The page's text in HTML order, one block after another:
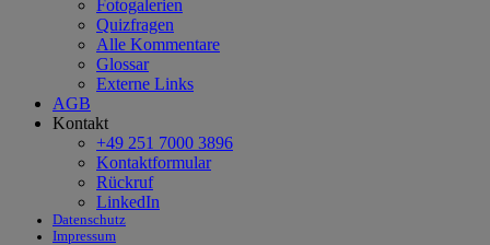
Fotogalerien
Quizfragen
Alle Kommentare
Glossar
Externe Links
AGB
Kontakt
+49 251 7000 3896
Kontaktformular
Rückruf
LinkedIn
Datenschutz
Impressum